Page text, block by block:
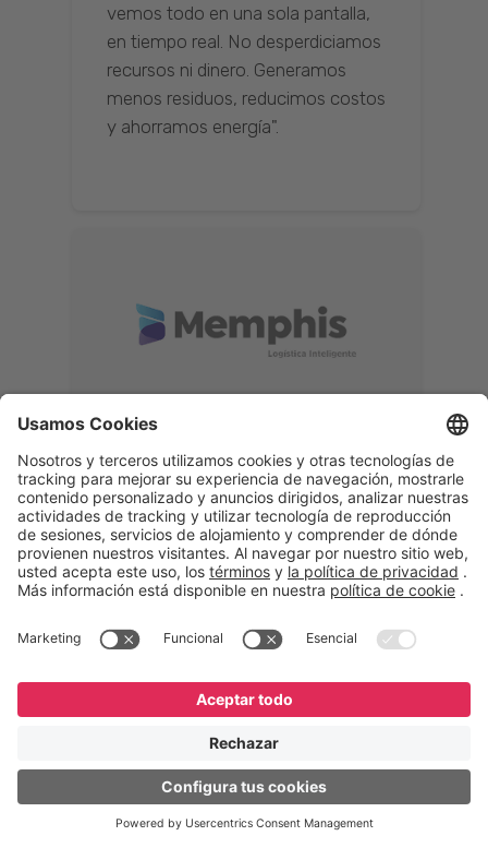
vemos todo en una sola pantalla,
en tiempo real. No desperdiciamos
recursos ni dinero. Generamos
menos residuos, reducimos costos
y ahorramos energía".
Memphis
Eduardo Ribeiro
CEO
“Con GeneXus desarrollamos una
acompañar todas las etapas de la
verificar, analizar, reacondicionar y
garantizando calidad y reduciendo
costos”.